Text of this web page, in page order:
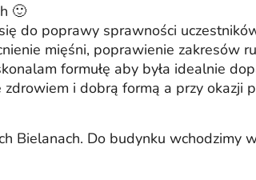
🙂
do poprawy sprawności
mięśni, poprawienie zakresów
formułę aby była idealnie
i dobrą formą a przy
Do budynku wchodzimy